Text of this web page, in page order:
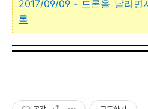
2017/09/09 - 드론을 날리면
록